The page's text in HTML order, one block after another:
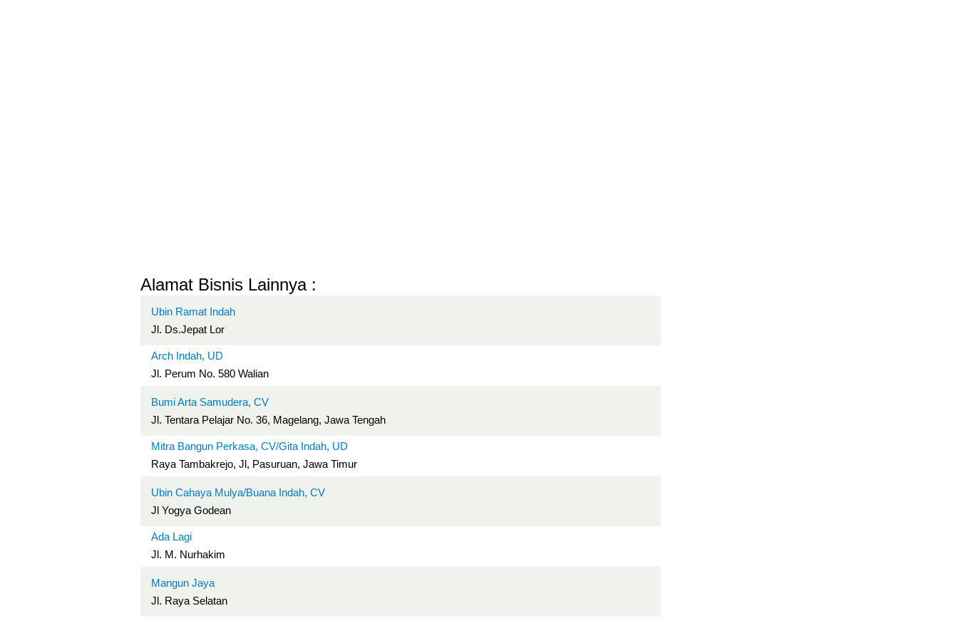
Alamat Bisnis Lainnya :
Ubin Ramat Indah
Jl. Ds.Jepat Lor
Arch Indah, UD
Jl. Perum No. 580 Walian
Bumi Arta Samudera, CV
Jl. Tentara Pelajar No. 36, Magelang, Jawa Tengah
Mitra Bangun Perkasa, CV/Gita Indah, UD
Raya Tambakrejo, Jl, Pasuruan, Jawa Timur
Ubin Cahaya Mulya/Buana Indah, CV
Jl Yogya Godean
Ada Lagi
Jl. M. Nurhakim
Mangun Jaya
Jl. Raya Selatan